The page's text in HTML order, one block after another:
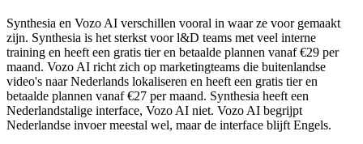
Synthesia en Vozo AI verschillen vooral in waar ze voor gemaakt
zijn. Synthesia is het sterkst voor l&D teams met veel interne
training en heeft een gratis tier en betaalde plannen vanaf €29 per
maand. Vozo AI richt zich op marketingteams die buitenlandse
video's naar Nederlands lokaliseren en heeft een gratis tier en
betaalde plannen vanaf €27 per maand. Synthesia heeft een
Nederlandstalige interface, Vozo AI niet. Vozo AI begrijpt
Nederlandse invoer meestal wel, maar de interface blijft Engels.